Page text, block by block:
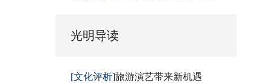
光明导读
[文化评析]旅游演艺带来新机遇